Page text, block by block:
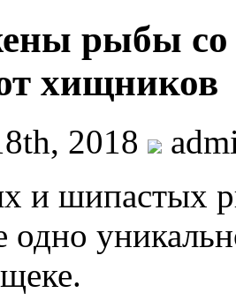
рыбы со
хищников
2018
и шипaстыx
одно